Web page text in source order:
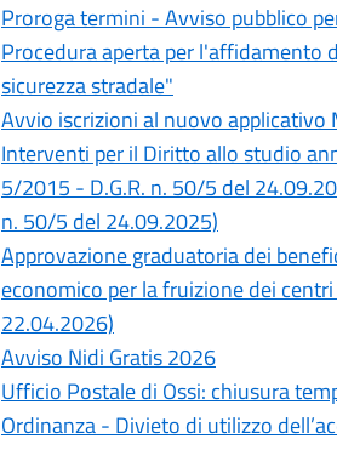
Proroga termini - Avviso pubblico
Procedura aperta per l'affidamento
sicurezza stradale"
Avvio iscrizioni al nuovo applicativo
Interventi per il Diritto allo studio
5/2015 - D.G.R. n. 50/5 del
n. 50/5 del 24.09.2025)
Approvazione graduatoria dei
economico per la fruizione dei
22.04.2026)
Avviso Nidi Gratis 2026
Ufficio Postale di Ossi: chiusura
Ordinanza - Divieto di utilizzo